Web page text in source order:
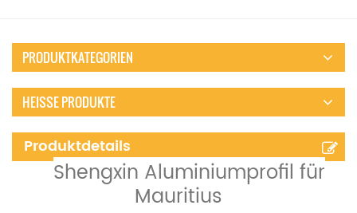
PRODUKTKATEGORIEN
HEISSE PRODUKTE
Produktdetails
Shengxin Aluminiumprofil für
Mauritius